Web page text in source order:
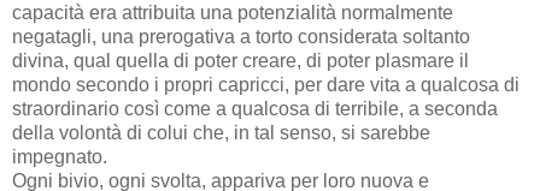
capacità era attribuita una potenzialità normalmente
negatagli, una prerogativa a torto considerata soltanto
divina, qual quella di poter creare, di poter plasmare il
mondo secondo i propri capricci, per dare vita a qualcosa di
straordinario così come a qualcosa di terribile, a seconda
della volontà di colui che, in tal senso, si sarebbe
impegnato.
Ogni bivio, ogni svolta, appariva per loro nuova e